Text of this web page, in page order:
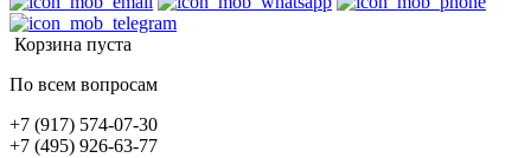
Корзина пуста
По всем вопросам
+7 (917) 574-07-30
+7 (495) 926-63-77